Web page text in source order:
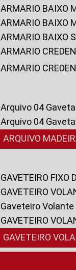
ARMARIO
ARMARIO
ARMARIO BAIXO
ARMARIO
ARMARIO
Arquivo 04
Arquivo 04
ARQUIVO
GAVETEIRO FIXO
GAVETEIRO
Gaveteiro
GAVETEIRO
GAVETEIRO